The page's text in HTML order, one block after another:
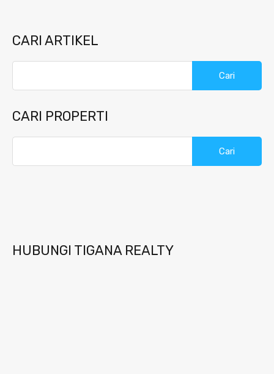
CARI ARTIKEL
CARI PROPERTI
HUBUNGI TIGANA REALTY